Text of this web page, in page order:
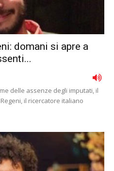
domani si apre a
delle assenze degli imputati, il
il ricercatore italiano